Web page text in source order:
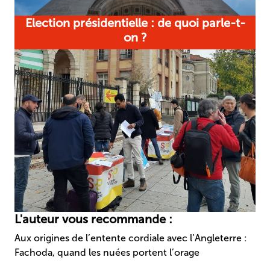
Election présidentielle : de quoi parle-t-
on ?
L'auteur vous recommande :
Aux origines de l’entente cordiale avec l’Angleterre :
Fachoda, quand les nuées portent l’orage